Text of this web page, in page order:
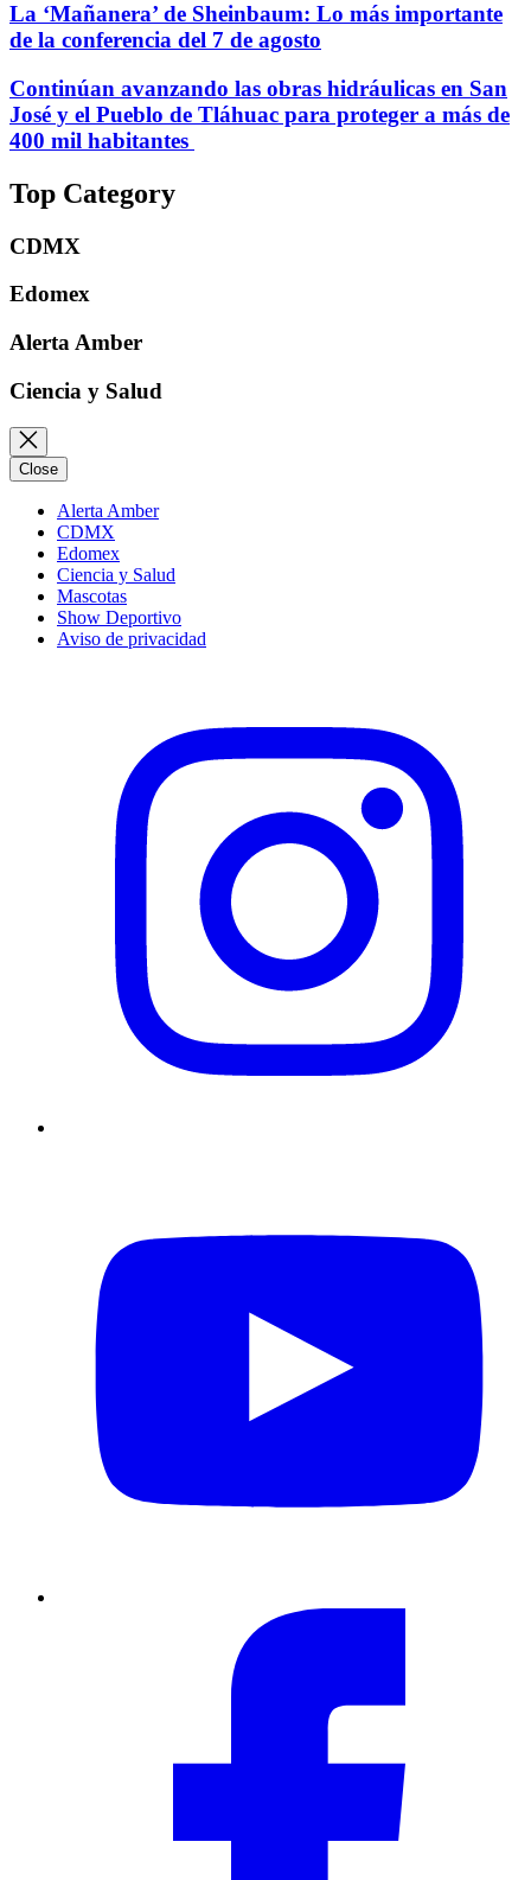
La ‘Mañanera’ de Sheinbaum: Lo más importante
de la conferencia del 7 de agosto
Continúan avanzando las obras hidráulicas en San
José y el Pueblo de Tláhuac para proteger a más de
400 mil habitantes
Top Category
CDMX
Edomex
Alerta Amber
Ciencia y Salud
Close
Alerta Amber
CDMX
Edomex
Ciencia y Salud
Mascotas
Show Deportivo
Aviso de privacidad